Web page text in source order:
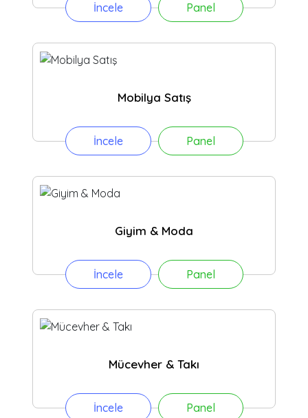
İncele Panel
Mobilya Satış
İncele Panel
Giyim & Moda
İncele Panel
Mücevher & Takı
İncele Panel